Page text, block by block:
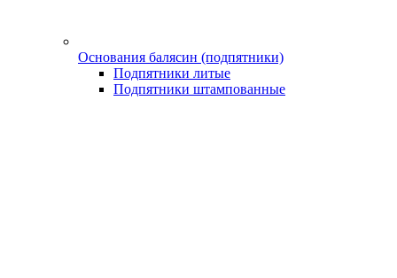
Основания балясин (подпятники)
Подпятники литые
Подпятники штампованные